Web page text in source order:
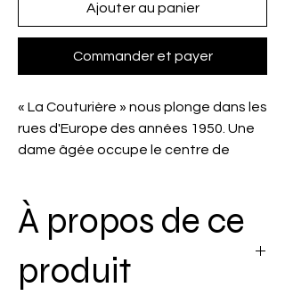
Ajouter au panier
Commander et payer
« La Couturière » nous plonge dans les
rues d'Europe des années 1950. Une
dame âgée occupe le centre de
féminine à travers ses gestes.
Malgré les marques du temps visibles
sur son visage concentré, son savoir-
faire reste intemporel. Elle
À propos de ce
produit